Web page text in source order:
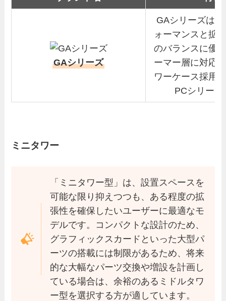
GAシリーズ
GAシリーズは
ォーマンスと拡
のバランスに優
ーマー層に対応
ワーケース採用
PCシリーズ
ミニタワー
「ミニタワー型」は、設置スペースを
可能な限り抑えつつも、ある程度の拡
張性を確保したいユーザーに最適なモ
デルです。コンパクトな設計のため、
グラフィックスカードといった大型パ
ーツの搭載には制限があるため、将来
的な大幅なパーツ交換や増設を計画し
ている場合は、余裕のあるミドルタワ
ー型を選択する方が適しています。